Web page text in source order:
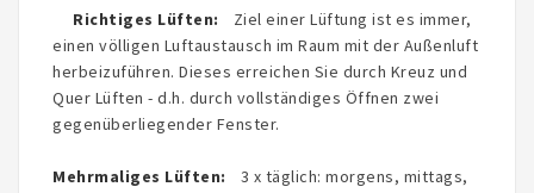
Richtiges Lüften: Ziel einer Lüftung ist es immer,
einen völligen Luftaustausch im Raum mit der Außenluft
herbeizuführen. Dieses erreichen Sie durch Kreuz und
Quer Lüften - d.h. durch vollständiges Öffnen zwei
gegenüberliegender Fenster.
Mehrmaliges Lüften: 3 x täglich: morgens, mittags,